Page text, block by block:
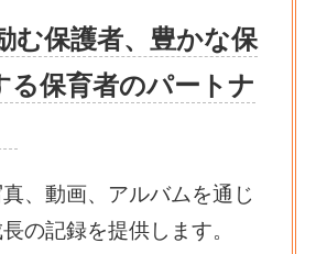
む保護者、豊かな保
る保育者のパートナ
、動画、アルバムを通じ
の記録を提供します。